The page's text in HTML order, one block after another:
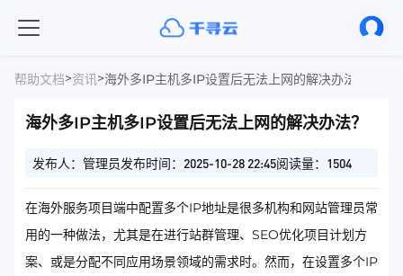
帮助文档>资讯>海外多IP主机多IP设置后无法上网的解决办法？
海外多IP主机多IP设置后无法上网的解决办法？
发布人：管理员发布时间：2025-10-28 22:45阅读量：1504
在海外服务项目端中配置多个IP地址是很多机构和网站管理员常
用的一种做法，尤其是在进行站群管理、SEO优化项目计划方
案、或是分配不同应用场景领域的需求时。然而，在设置多个IP